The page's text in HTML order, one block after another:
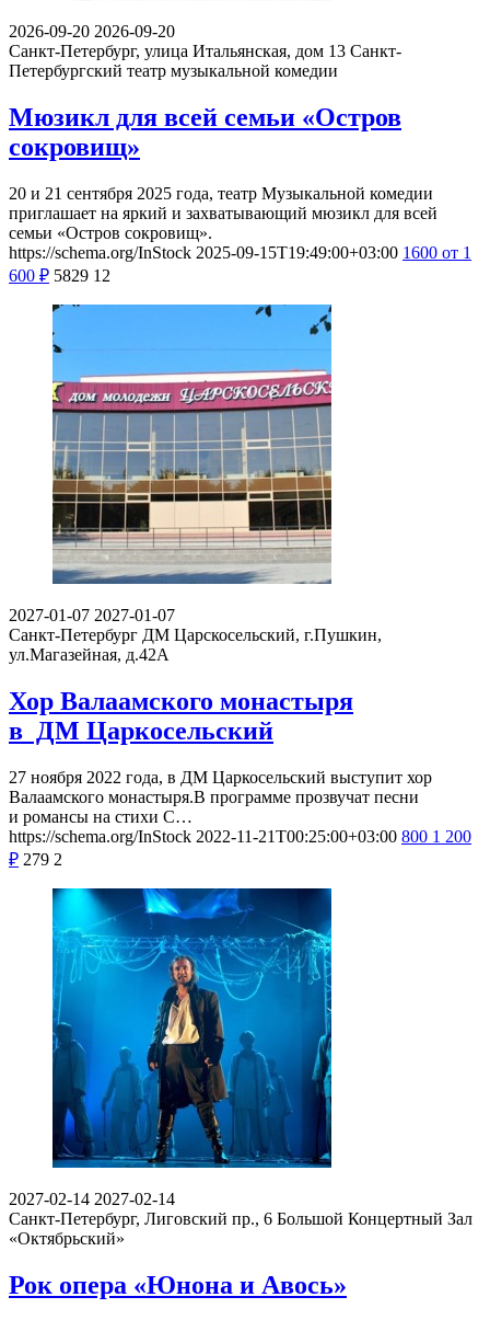
2026-09-20 2026-09-20
Санкт-Петербург, улица Итальянская, дом 13 Санкт-
Петербургский театр музыкальной комедии
Мюзикл для всей семьи «Остров
сокровищ»
20 и 21 сентября 2025 года, театр Музыкальной комедии
приглашает на яркий и захватывающий мюзикл для всей
семьи «Остров сокровищ».
https://schema.org/InStock 2025-09-15T19:49:00+03:00 1600 от 1
600 ₽ 5829 12
2027-01-07 2027-01-07
Санкт-Петербург ДМ Царскосельский, г.Пушкин,
ул.Магазейная, д.42А
Хор Валаамского монастыря
в ДМ Царкосельский
27 ноября 2022 года, в ДМ Царкосельский выступит хор
Валаамского монастыря.В программе прозвучат песни
и романсы на стихи С…
https://schema.org/InStock 2022-11-21T00:25:00+03:00 800 1 200
₽ 279 2
2027-02-14 2027-02-14
Санкт-Петербург, Лиговский пр., 6 Большой Концертный Зал
«Октябрьский»
Рок опера «Юнона и Авось»